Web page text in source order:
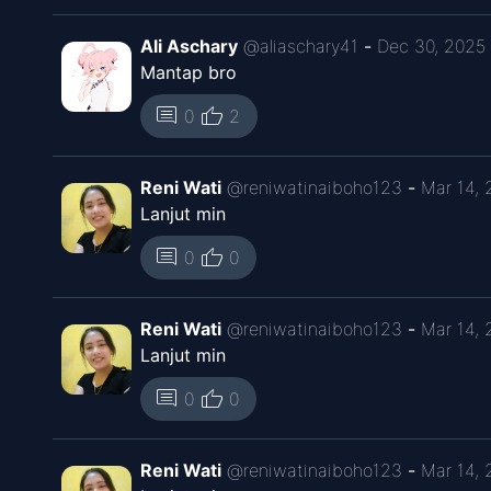
Chapter3
SNTX
Chapter2
Chapter1
SNTX
Ali Aschary @aliaschary41 - Dec 30, 2025
Mantap bro
comment 0 thumb_up 2
Reni Wati @reniwatinaiboho123 - Mar 14,
Lanjut min
comment 0 thumb_up 0
Reni Wati @reniwatinaiboho123 - Mar 14,
Lanjut min
comment 0 thumb_up 0
Reni Wati @reniwatinaiboho123 - Mar 14,